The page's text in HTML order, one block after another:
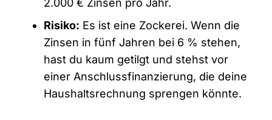
2.000 € Zinsen pro Jahr.
Risiko: Es ist eine Zockerei. Wenn die
Zinsen in fünf Jahren bei 6 % stehen,
hast du kaum getilgt und stehst vor
einer Anschlussfinanzierung, die deine
Haushaltsrechnung sprengen könnte.